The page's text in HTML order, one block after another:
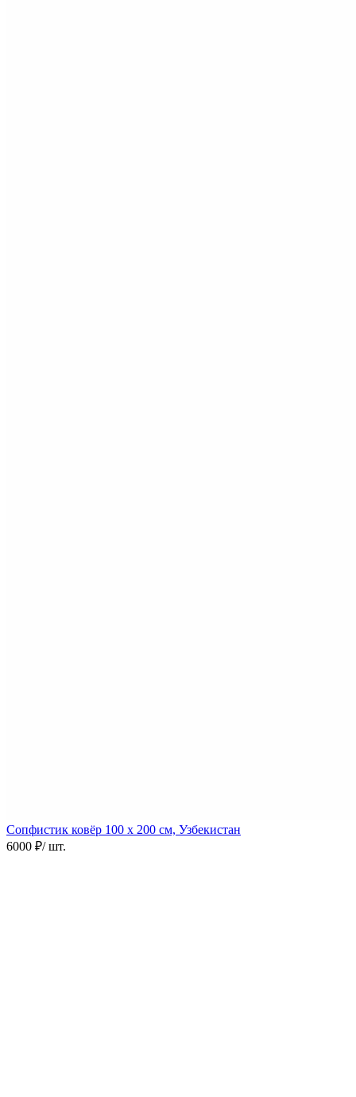
Сопфистик ковёр 100 х 200 см, Узбекистан
6000 ₽/ шт.